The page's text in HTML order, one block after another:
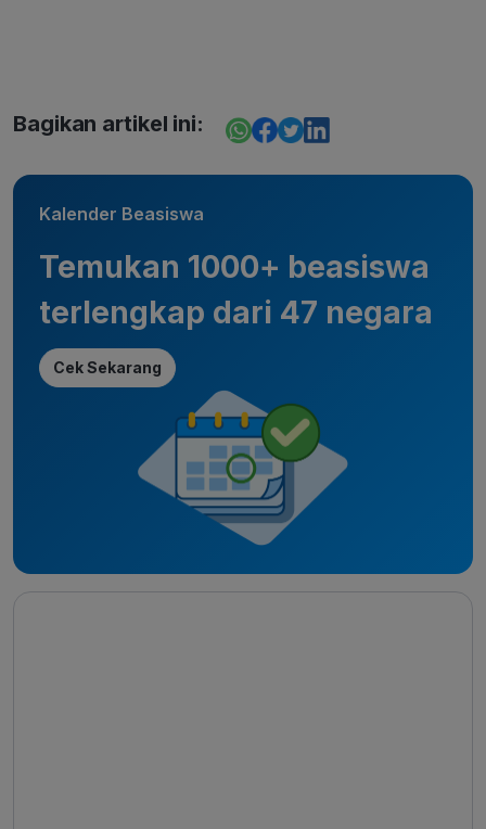
Bagikan artikel ini:
Kalender Beasiswa
Temukan 1000+ beasiswa
terlengkap dari 47 negara
Cek Sekarang